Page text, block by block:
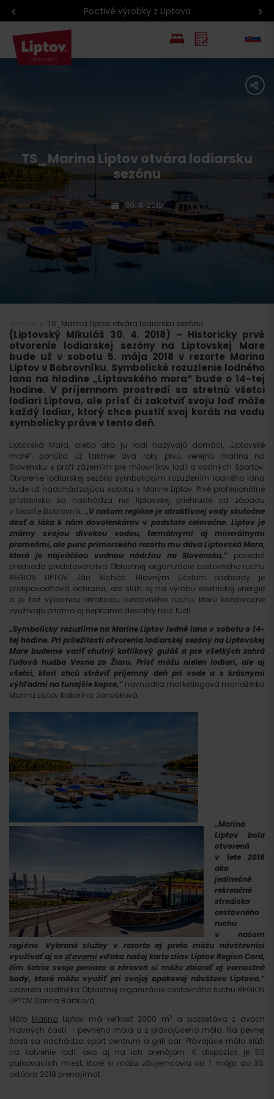
Poctivé výrobky z Liptova
PL
share
TS_Marina Liptov otvára lodiarsku
sezónu
30. 4. 2018
TS_Marina Liptov otvára lodiarsku sezónu
(Liptovský Mikuláš 30. 4. 2018) – Historicky prvé
otvorenie lodiarskej sezóny na Liptovskej Mare
bude už v sobotu 5. mája 2018 v rezorte Marina
Liptov v Bobrovníku. Symbolické rozuzlenie lodného
lana na hladine „Liptovského mora“ bude o 14-tej
hodine. V príjemnom prostredí sa stretnú všetci
lodiari Liptova, ale prísť či zakotviť svoju loď môže
každý lodiar, ktorý chce pustiť svoj koráb na vodu
symbolicky práve v tento deň.
Liptovská Mara, alebo ako ju radi nazývajú domáci, „Liptovské
more“, ponúka už takmer dva roky prvú verejnú marínu na
Slovensku s profi zázemím pre milovníkov lodí a vodných športov.
Otvorenie lodiarskej sezóny symbolickým rozuzlením lodného lana
bude už nadchádzajúcu sobotu v Marine Liptov. Prvé profesionálne
prístavisko sa nachádza na liptovskej priehrade od západu
v lokalite Bobrovník. „V našom regióne je atraktívnej vody skutočne
dosť a láka k nám dovolenkárov v podstate celoročne. Liptov je
známy svojou divokou vodou, termálnymi aj minerálnymi
prameňmi, ale punc prímorského rezortu mu dáva Liptovská Mara,
ktorá je najväčšou vodnou nádržou na Slovensku,“ povedal
predseda predstavenstva Oblastnej organizácie cestovného ruchu
REGION LIPTOV Ján Blcháč. Hlavným účelom priehrady je
protipovodňová ochrana, ale slúži aj na výrobu elektrickej energie
a je tiež výbornou atrakciou cestovného ruchu, ktorú každoročne
využívajú priamo aj nepriamo desiatky tisíc ľudí.
„Symbolicky rozuzlíme na Marine Liptov lodné lano v sobotu o 14-
tej hodine. Pri príležitosti otvorenia lodiarskej sezóny na Liptovskej
Mare budeme variť chutný kotlíkový guláš a pre všetkých zahrá
ľudová hudba Vesna zo Žiaru. Prísť môžu nielen lodiari, ale aj
všetci, ktorí chcú stráviť príjemný deň pri vode a s krásnymi
výhľadmi na tunajšie kopce,“ navnadila marketingová manažérka
Marina Liptov Katarína Janošková.
„Marina
Liptov bola
otvorená
v lete 2016
ako
jedinečné
rekreačné
stredisko
cestovného
ruchu
v našom
regióne. Vybrané služby v rezorte aj preto môžu návštevníci
využívať aj sozľavami vďaka našej karte zliav Liptov Region Card,
čím šetria svoje peniaze a zároveň si môžu zbierať aj vernostné
body, ktoré môžu využiť pri svojej opakovej návšteve Liptova,“
uzavrela riaditeľka Oblastnej organizácie cestovného ruchu REGION
LIPTOV Darina Bartková.
Mólo Marina Liptov má veľkosť 2000 m2
a pozostáva z dvoch
hlavných častí – pevného móla a z plávajúceho móla. Na pevnej
časti sa nachádza sport centrum a grill bar. Plávajúce mólo slúži
na kotvenie lodí, ako aj na ich prenájom. K dispozícii je 50
parkovacích miest, ktoré si môžu záujemcovia od 1. mája do 30.
októbra 2018 prenajímať.